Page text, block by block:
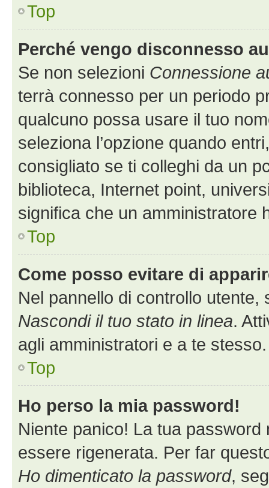
Top
Perché vengo disconnesso
Se non selezioni Connessione
terrà connesso per un periodo
qualcuno possa usare il tuo
seleziona l’opzione quando
consigliato se ti colleghi da un
biblioteca, Internet point,
significa che un amministratore
Top
Come posso evitare di
Nel pannello di controllo utente,
Nascondi il tuo stato in linea.
agli amministratori e a te
Top
Ho perso la mia password!
Niente panico! La tua
essere rigenerata. Per far
Ho dimenticato la password,